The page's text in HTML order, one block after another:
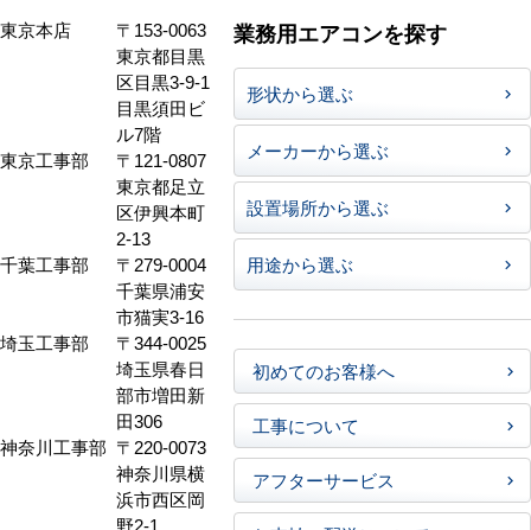
東京本店
〒153-0063
東京都目黒
区目黒3-9-1
目黒須田ビ
ル7階
東京工事部
〒121-0807
東京都足立
区伊興本町
2-13
千葉工事部
〒279-0004
千葉県浦安
市猫実3-16
埼玉工事部
〒344-0025
埼玉県春日
部市増田新
田306
神奈川工事部 〒220-0073
神奈川県横
浜市西区岡
業務用エアコンを探す
形状から選ぶ
メーカーから選ぶ
設置場所から選ぶ
用途から選ぶ
初めてのお客様へ
工事について
アフターサービス